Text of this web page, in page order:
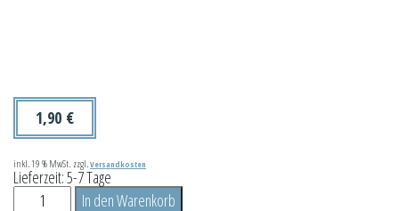
1,90 €
inkl. 19 % MwSt. zzgl.Versandkosten
Lieferzeit:5-7 Tage
Fischkutter
In den Warenkorb